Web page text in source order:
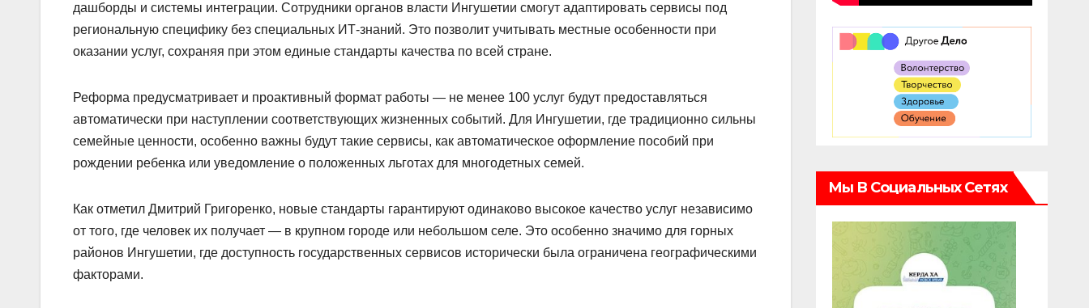
дашборды и системы интеграции. Сотрудники органов власти Ингушетии смогут адаптировать сервисы под
региональную специфику без специальных ИТ-знаний. Это позволит учитывать местные особенности при
оказании услуг, сохраняя при этом единые стандарты качества по всей стране.
Реформа предусматривает и проактивный формат работы — не менее 100 услуг будут предоставляться
автоматически при наступлении соответствующих жизненных событий. Для Ингушетии, где традиционно сильны
семейные ценности, особенно важны будут такие сервисы, как автоматическое оформление пособий при
рождении ребенка или уведомление о положенных льготах для многодетных семей.
Как отметил Дмитрий Григоренко, новые стандарты гарантируют одинаково высокое качество услуг независимо
от того, где человек их получает — в крупном городе или небольшом селе. Это особенно значимо для горных
районов Ингушетии, где доступность государственных сервисов исторически была ограничена географическими
факторами.
Мы В Социальных Сетях